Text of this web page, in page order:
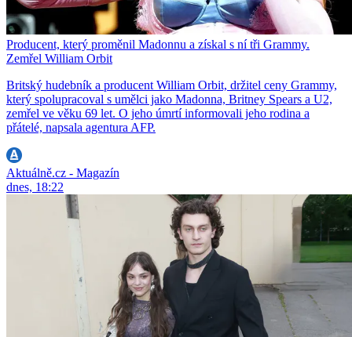
Producent, který proměnil Madonnu a získal s ní tři Grammy.
Zemřel William Orbit
Britský hudebník a producent William Orbit, držitel ceny Grammy,
který spolupracoval s umělci jako Madonna, Britney Spears a U2,
zemřel ve věku 69 let. O jeho úmrtí informovali jeho rodina a
přátelé, napsala agentura AFP.
Aktuálně.cz - Magazín
dnes, 18:22